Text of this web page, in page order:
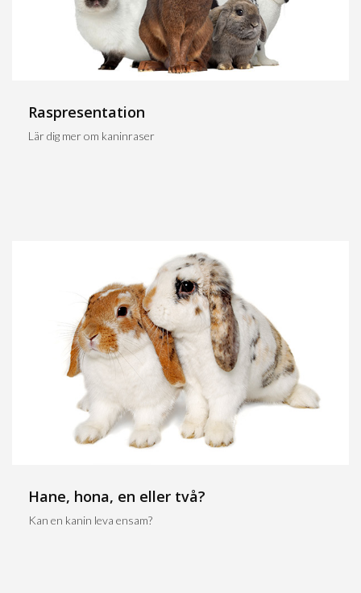
Raspresentation
Lär dig mer om kaninraser
Hane, hona, en eller två?
Kan en kanin leva ensam?